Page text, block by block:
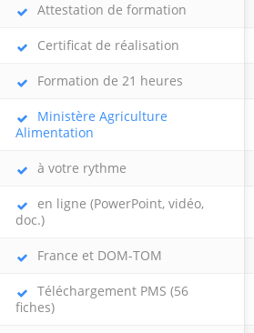
Attestation de formation
Certificat de réalisation
Formation de 21 heures
Ministère Agriculture
Alimentation
à votre rythme
en ligne (PowerPoint, vidéo,
doc.)
France et DOM-TOM
Téléchargement PMS (56
fiches)